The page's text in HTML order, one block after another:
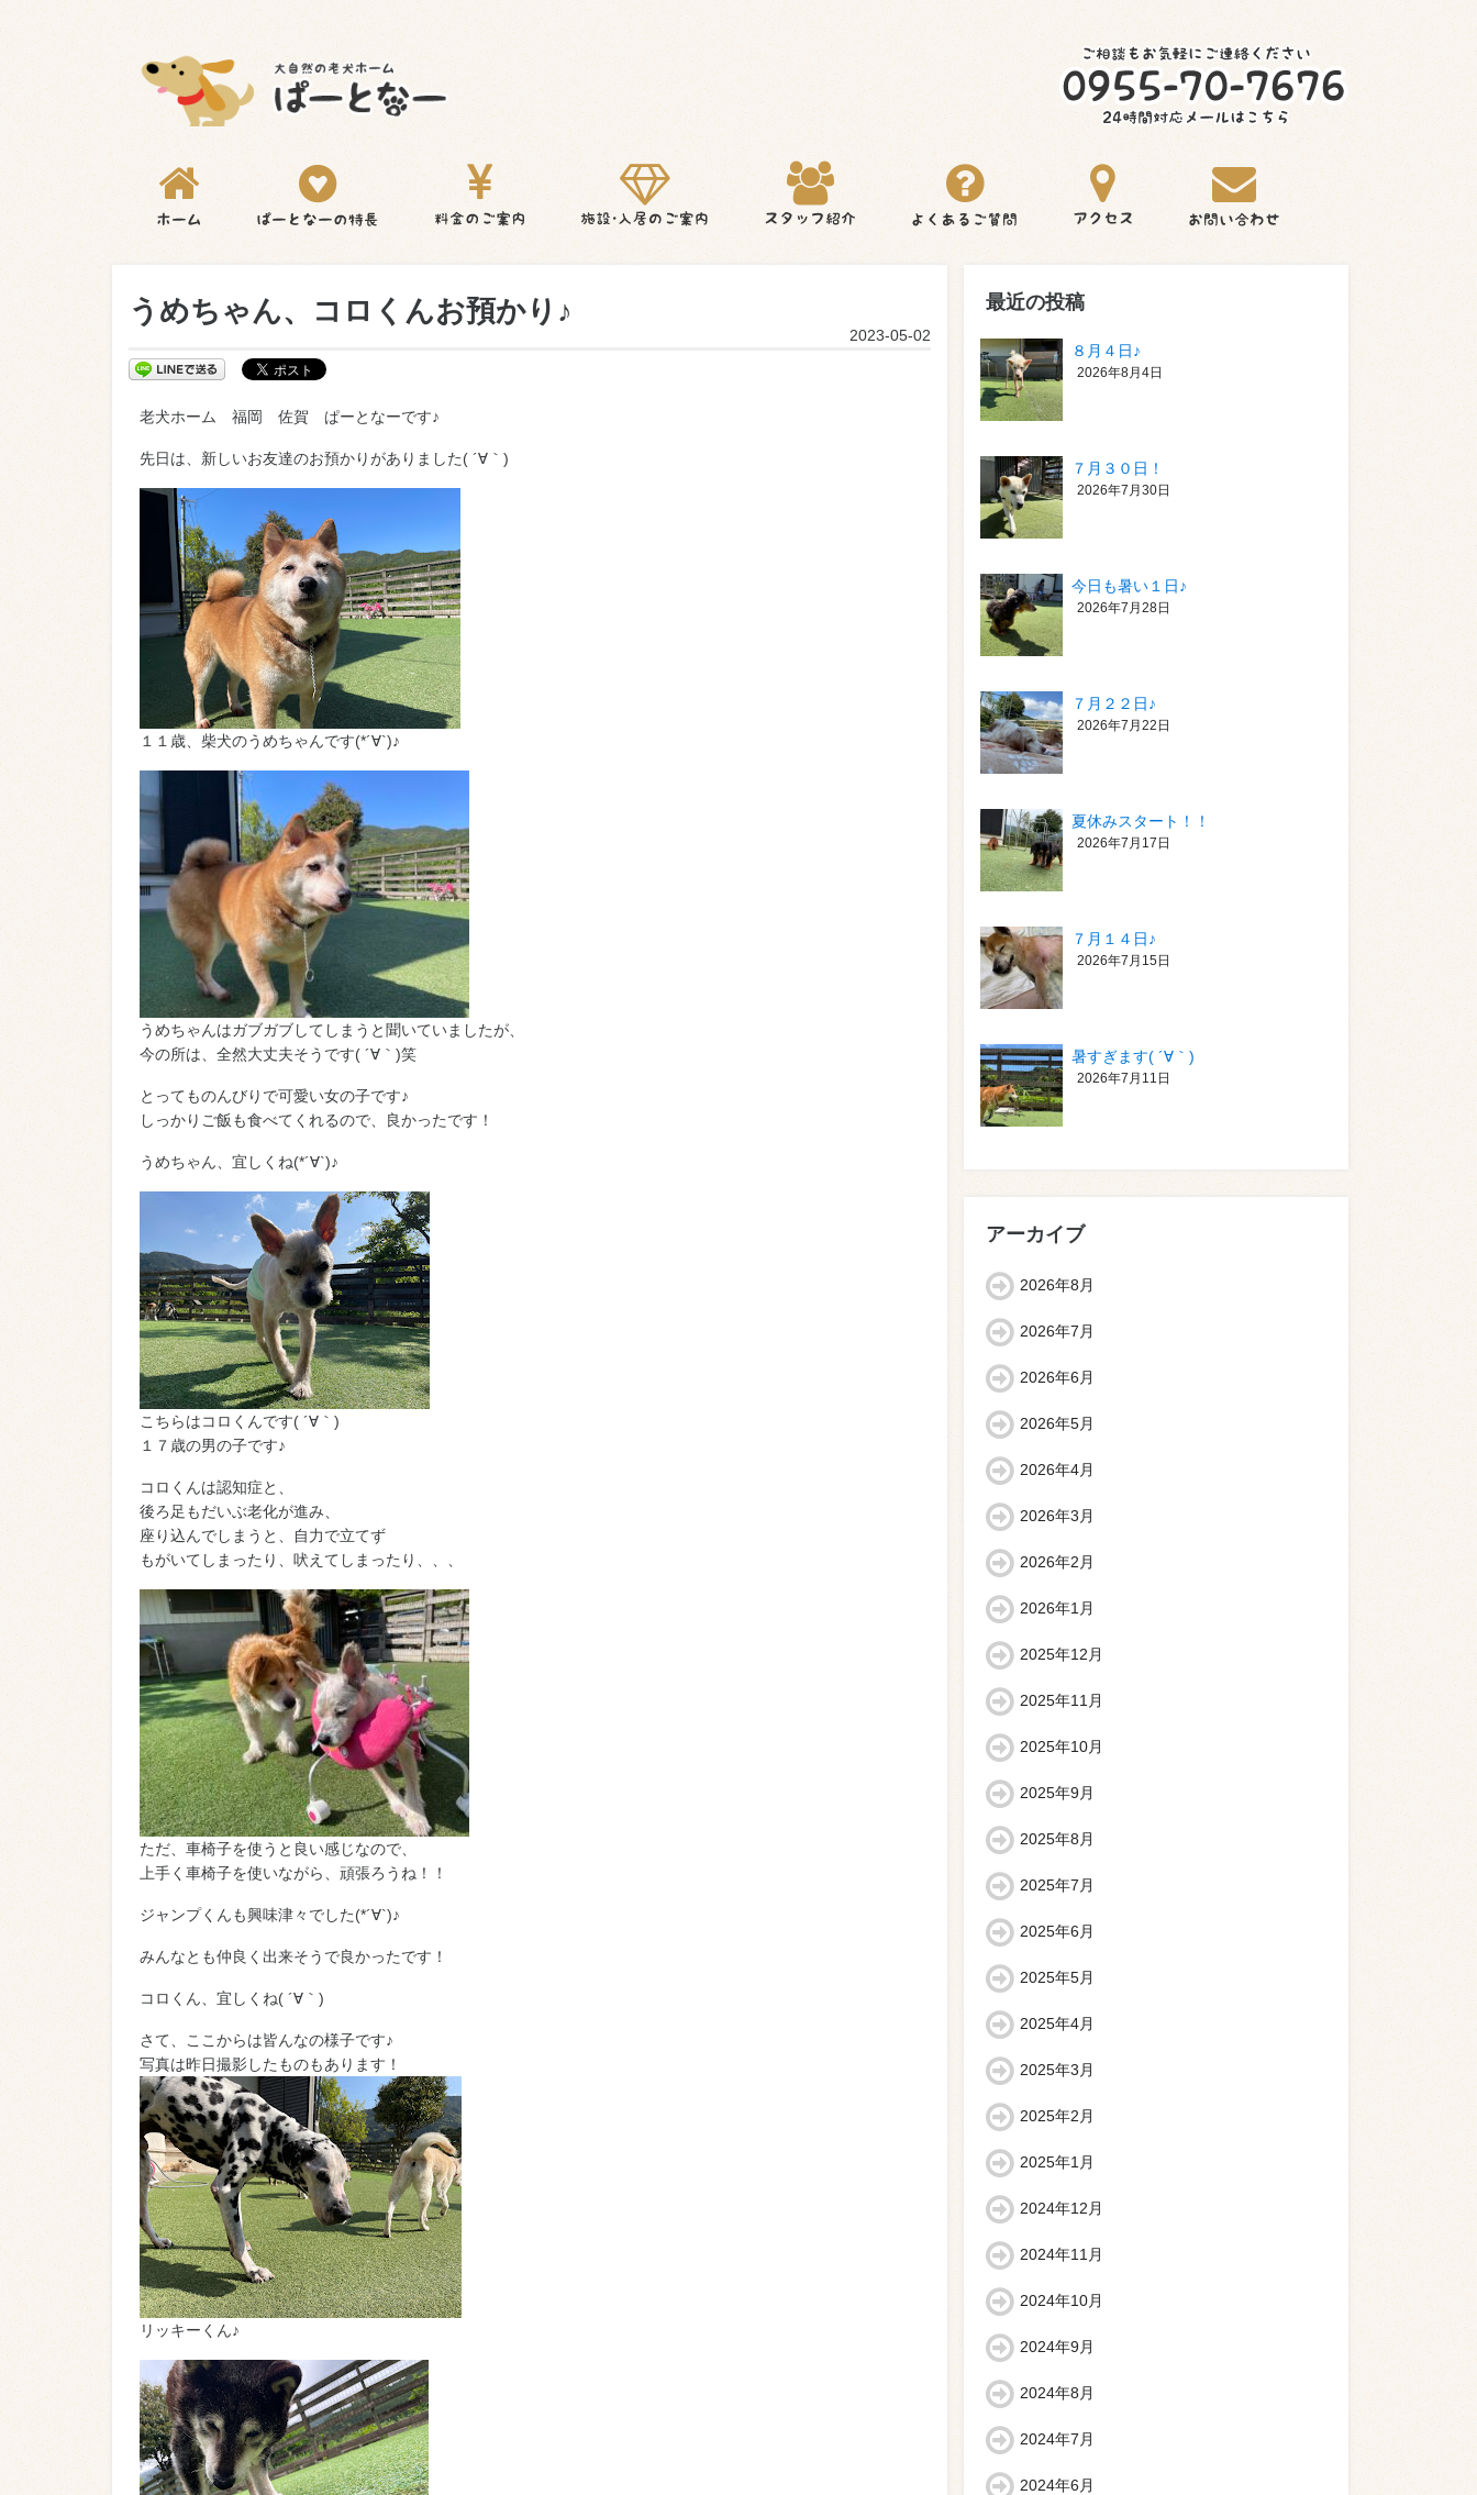
うめちゃん、コロくんお預かり♪
2023-05-02
老犬ホーム 福岡 佐賀 ぱーとなーです♪
先日は、新しいお友達のお預かりがありました( ´∀｀)
１１歳、柴犬のうめちゃんです(*´∀`)♪
うめちゃんはガブガブしてしまうと聞いていましたが、
今の所は、全然大丈夫そうです( ´∀｀)笑
とってものんびりで可愛い女の子です♪
しっかりご飯も食べてくれるので、良かったです！
うめちゃん、宜しくね(*´∀`)♪
こちらはコロくんです( ´∀｀)
１７歳の男の子です♪
コロくんは認知症と、
後ろ足もだいぶ老化が進み、
座り込んでしまうと、自力で立てず
もがいてしまったり、吠えてしまったり、、、
ただ、車椅子を使うと良い感じなので、
上手く車椅子を使いながら、頑張ろうね！！
ジャンプくんも興味津々でした(*´∀`)♪
みんなとも仲良く出来そうで良かったです！
コロくん、宜しくね( ´∀｀)
さて、ここからは皆んなの様子です♪
写真は昨日撮影したものもあります！
リッキーくん♪
最近の投稿
８月４日♪
2026年8月4日
７月３０日！
2026年7月30日
今日も暑い１日♪
2026年7月28日
７月２２日♪
2026年7月22日
夏休みスタート！！
2026年7月17日
７月１４日♪
2026年7月15日
暑すぎます( ´∀｀)
2026年7月11日
アーカイブ
2026年8月
2026年7月
2026年6月
2026年5月
2026年4月
2026年3月
2026年2月
2026年1月
2025年12月
2025年11月
2025年10月
2025年9月
2025年8月
2025年7月
2025年6月
2025年5月
2025年4月
2025年3月
2025年2月
2025年1月
2024年12月
2024年11月
2024年10月
2024年9月
2024年8月
2024年7月
2024年6月